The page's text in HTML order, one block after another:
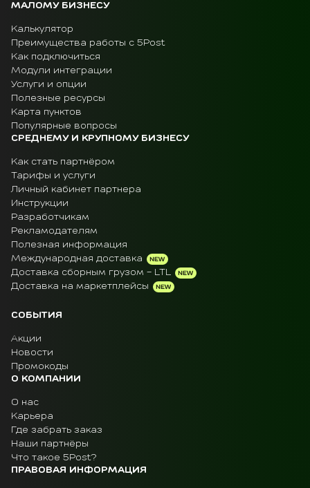
МАЛОМУ БИЗНЕСУ
Калькулятор
Преимущества работы с 5Post
Как подключиться
Модули интеграции
Услуги и опции
Полезные ресурсы
Карта пунктов
Популярные вопросы
СРЕДНЕМУ И КРУПНОМУ БИЗНЕСУ
Как стать партнёром
Тарифы и услуги
Личный кабинет партнера
Инструкции
Разработчикам
Рекламодателям
Полезная информация
Международная доставка
Доставка сборным грузом - LTL
Доставка на маркетплейсы
СОБЫТИЯ
Акции
Новости
Промокоды
О КОМПАНИИ
О нас
Карьера
Где забрать заказ
Наши партнёры
Что такое 5Post?
ПРАВОВАЯ ИНФОРМАЦИЯ